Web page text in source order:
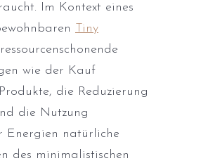
Im Kontext eines
Tiny
wie der Kauf
die Reduzierung
die Nutzung
Energien natürliche
des minimalistischen